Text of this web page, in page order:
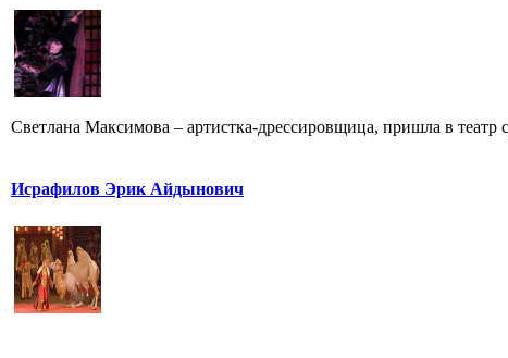
Светлана Максимова – артистка-дрессировщица, пришла в театр
Исрафилов Эрик Айдынович